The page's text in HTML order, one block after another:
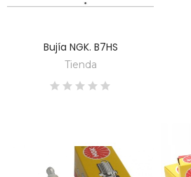
DESCUBRE
Bujía NGK. B7HS
Tienda